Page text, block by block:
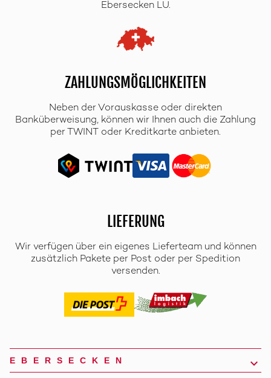
Ebersecken LU.
ZAHLUNGSMÖGLICHKEITEN
Neben der Vorauskasse oder direkten
Banküberweisung, können wir Ihnen auch die Zahlung
per TWINT oder Kreditkarte anbieten.
LIEFERUNG
Wir verfügen über ein eigenes Lieferteam und können
zusätzlich Pakete per Post oder per Spedition
versenden.
EBERSECKEN